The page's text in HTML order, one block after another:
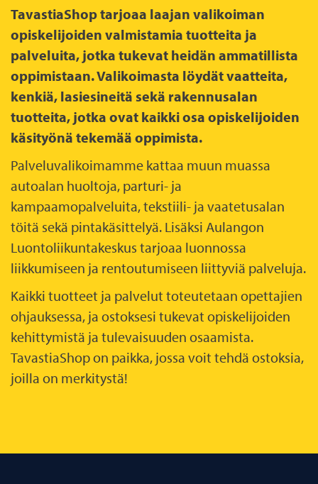
TavastiaShop tarjoaa laajan valikoiman
opiskelijoiden valmistamia tuotteita ja
palveluita, jotka tukevat heidän ammatillista
oppimistaan. Valikoimasta löydät vaatteita,
kenkiä, lasiesineitä sekä rakennusalan
tuotteita, jotka ovat kaikki osa opiskelijoiden
käsityönä tekemää oppimista.
Palveluvalikoimamme kattaa muun muassa
autoalan huoltoja, parturi- ja
kampaamopalveluita, tekstiili- ja vaatetusalan
töitä sekä pintakäsittelyä. Lisäksi Aulangon
Luontoliikuntakeskus tarjoaa luonnossa
liikkumiseen ja rentoutumiseen liittyviä palveluja.
Kaikki tuotteet ja palvelut toteutetaan opettajien
ohjauksessa, ja ostoksesi tukevat opiskelijoiden
kehittymistä ja tulevaisuuden osaamista.
TavastiaShop on paikka, jossa voit tehdä ostoksia,
joilla on merkitystä!